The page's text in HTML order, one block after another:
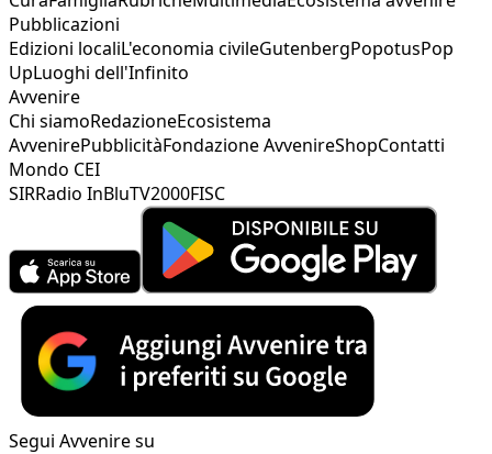
Pubblicazioni
Edizioni localiL'economia civileGutenbergPopotusPop
UpLuoghi dell'Infinito
Avvenire
Chi siamoRedazioneEcosistema
AvvenirePubblicitàFondazione AvvenireShopContatti
Mondo CEI
SIRRadio InBluTV2000FISC
Segui Avvenire su